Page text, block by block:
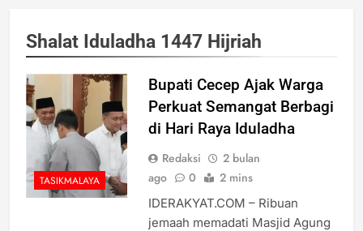
Shalat Iduladha 1447 Hijriah
TASIKMALAYA
Bupati Cecep Ajak Warga
Perkuat Semangat Berbagi
di Hari Raya Iduladha
Redaksi
2 bulan
ago
0 2 mins
IDERAKYAT.COM – Ribuan
jemaah memadati Masjid Agung